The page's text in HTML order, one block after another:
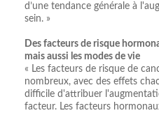
d’une tendance générale à
sein. »
Des facteurs de risque
mais aussi les modes de vie
« Les facteurs de risque de
nombreux, avec des effets
difficile d'attribuer
facteur. Les facteurs